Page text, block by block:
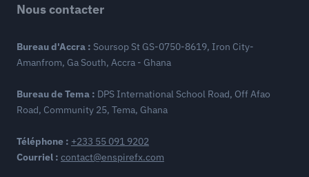
Nous contacter
Bureau d'Accra : Soursop St GS-0750-8619, Iron City-
Amanfrom, Ga South, Accra - Ghana
Bureau de Tema : DPS International School Road, Off Afao
Road, Community 25, Tema, Ghana
Téléphone : +233 55 091 9202
Courriel : contact@enspirefx.com